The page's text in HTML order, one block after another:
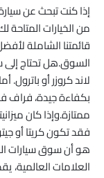
من الخيارات المتاحة
السوق.هل تحتاج إلى
لاند كروزر أو
بكفاءة جيدة، فراف
العلامات